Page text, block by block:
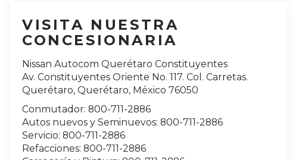
VISITA NUESTRA
CONCESIONARIA
Nissan Autocom Querétaro Constituyentes
Av. Constituyentes Oriente No. 117. Col. Carretas.
Querétaro,Querétaro, México 76050
Conmutador:800-711-2886
Autos nuevos y Seminuevos:800-711-2886
Servicio:800-711-2886
Refacciones:800-711-2886